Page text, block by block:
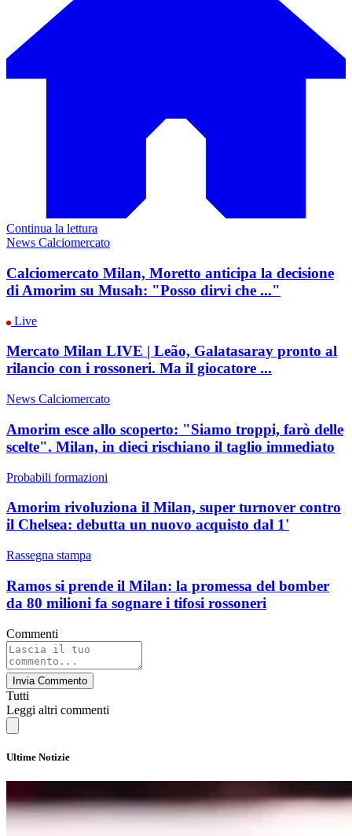
Continua la lettura
News Calciomercato
Calciomercato Milan, Moretto anticipa la decisione
di Amorim su Musah: "Posso dirvi che ..."
Live
Mercato Milan LIVE | Leão, Galatasaray pronto al
rilancio con i rossoneri. Ma il giocatore ...
News Calciomercato
Amorim esce allo scoperto: "Siamo troppi, farò delle
scelte". Milan, in dieci rischiano il taglio immediato
Probabili formazioni
Amorim rivoluziona il Milan, super turnover contro
il Chelsea: debutta un nuovo acquisto dal 1'
Rassegna stampa
Ramos si prende il Milan: la promessa del bomber
da 80 milioni fa sognare i tifosi rossoneri
Commenti
Invia Commento
Tutti
Leggi altri commenti
Ultime Notizie